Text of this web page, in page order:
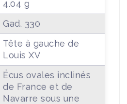
4.04 g
Gad. 330
Tête à gauche de
Louis XV
Écus ovales inclinés
de France et de
Navarre sous une